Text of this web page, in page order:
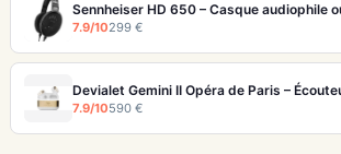
7.9/10299 €
7.9/10590 €